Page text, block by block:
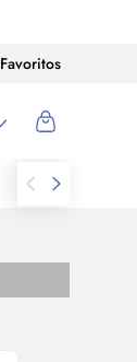
Favoritos